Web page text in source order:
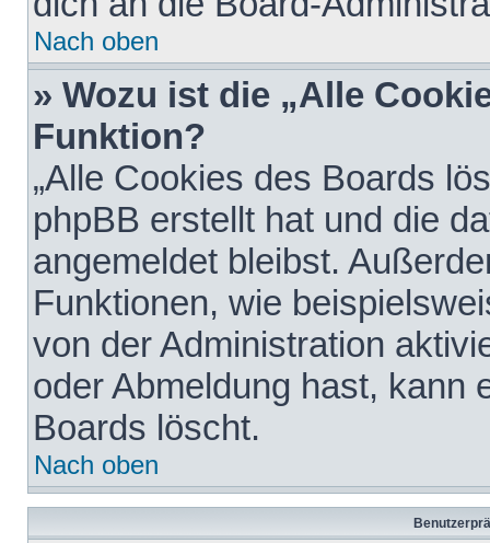
Nach oben
» Wozu ist die „Alle
Funktion?
„Alle Cookies des Boards
phpBB erstellt hat und die
angemeldet bleibst.
Funktionen, wie
von der Administration
oder Abmeldung hast, kann
Boards löscht.
Nach oben